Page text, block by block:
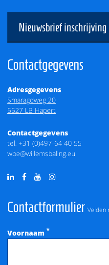
Nieuwsbrief inschrijving
Contactformulier Velden
Voornaam *
Contactgegevens
Adresgegevens
Smaragdweg 20
5527 LB Hapert
Contactgegevens
tel. +31 (0)497-64 40 55
wbe@willemsbaling.eu